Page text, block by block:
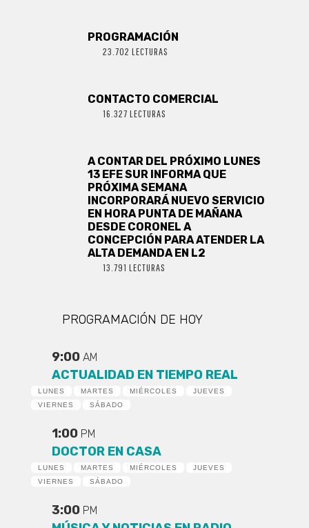
PROGRAMACIÓN
23.702 LECTURAS
CONTACTO COMERCIAL
16.327 LECTURAS
A CONTAR DEL PRÓXIMO LUNES
13 EFE SUR INFORMA QUE
PRÓXIMA SEMANA
INCORPORARÁ NUEVO SERVICIO
EN HORA PUNTA DE MAÑANA
DESDE CORONEL A
CONCEPCIÓN PARA ATENDER LA
ALTA DEMANDA EN L2
13.791 LECTURAS
PROGRAMACIÓN DE HOY
9:00 AM
ACTUALIDAD EN TIEMPO REAL
LUNES MARTES MIÉRCOLES
JUEVES
VIERNES
SÁBADO
1:00 PM
DOCTOR EN CASA
LUNES MARTES MIÉRCOLES
JUEVES
VIERNES
SÁBADO
3:00 PM